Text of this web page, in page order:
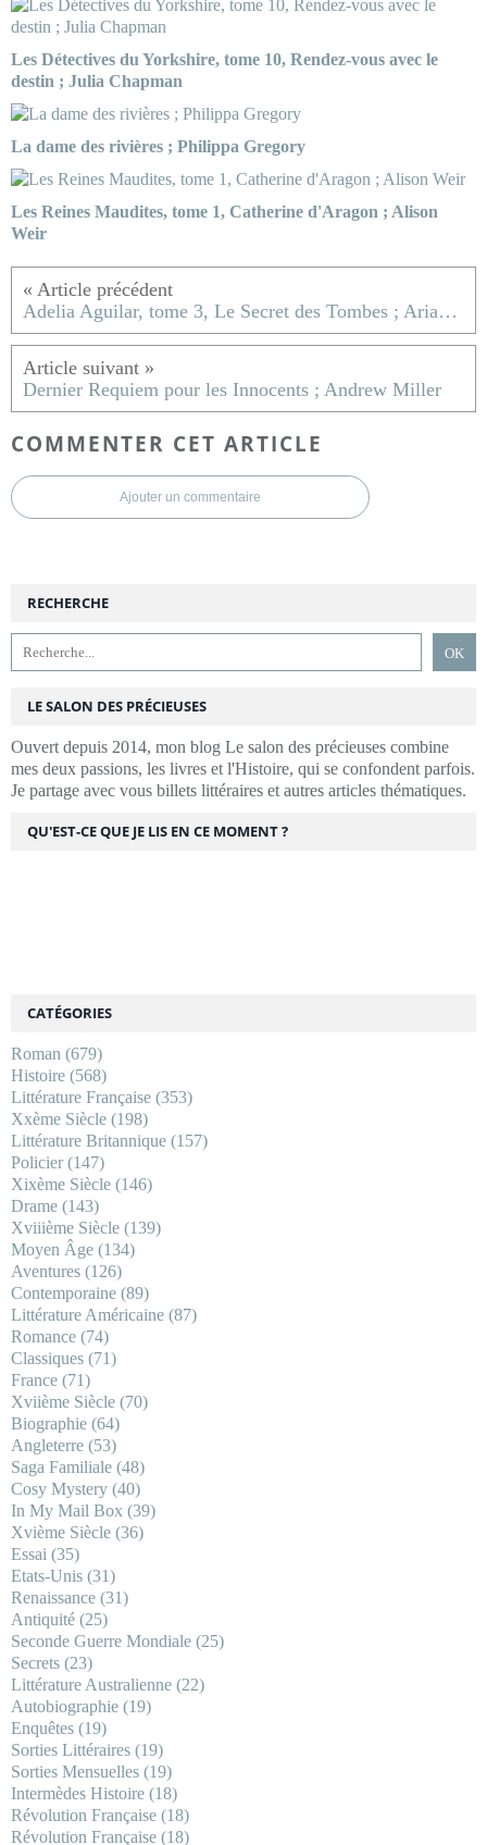
Les Détectives du Yorkshire, tome 10, Rendez-vous avec le
destin ; Julia Chapman
La dame des rivières ; Philippa Gregory
Les Reines Maudites, tome 1, Catherine d'Aragon ; Alison
Weir
Adelia Aguilar, tome 3, Le Secret des Tombes ; Ariana Franklin
Dernier Requiem pour les Innocents ; Andrew Miller
COMMENTER CET ARTICLE
Ajouter un commentaire
RECHERCHE
LE SALON DES PRÉCIEUSES
Ouvert depuis 2014, mon blog Le salon des précieuses combine
mes deux passions, les livres et l'Histoire, qui se confondent parfois.
Je partage avec vous billets littéraires et autres articles thématiques.
CATÉGORIES
Roman (679)
Histoire (568)
Littérature Française (353)
Xxème Siècle (198)
Littérature Britannique (157)
Policier(147)
Xixème Siècle (146)
Drame (143)
Xviiième Siècle (139)
Moyen Âge (134)
Aventures (126)
Contemporaine (89)
Littérature Américaine (87)
Romance (74)
Classiques (71)
France (71)
Xviième Siècle (70)
Biographie (64)
Angleterre (53)
Saga Familiale (48)
Cosy Mystery (40)
In My Mail Box (39)
Xvième Siècle (36)
Essai (35)
Etats-Unis (31)
Renaissance (31)
Antiquité (25)
Seconde Guerre Mondiale (25)
Secrets (23)
Littérature Australienne (22)
Autobiographie (19)
Enquêtes (19)
Sorties Littéraires (19)
Sorties Mensuelles (19)
Intermèdes Histoire (18)
Révolution Française (18)
Révolution Française (18)
QU'EST-CE QUE JE LIS EN CE MOMENT ?